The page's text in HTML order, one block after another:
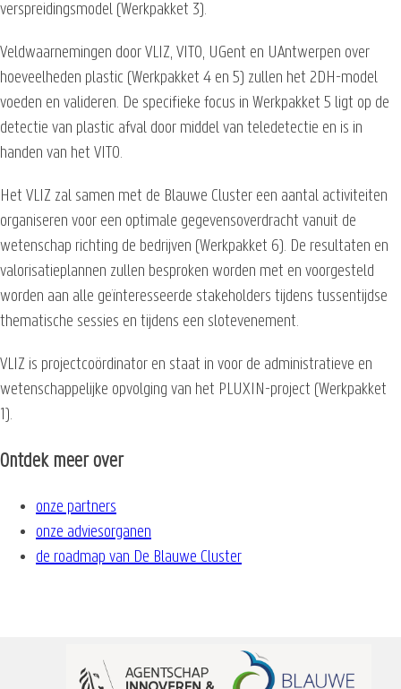
verspreidingsmodel (Werkpakket 3).
Veldwaarnemingen door VLIZ, VITO, UGent en UAntwerpen over
hoeveelheden plastic (Werkpakket 4 en 5) zullen het 2DH-model
voeden en valideren. De specifieke focus in Werkpakket 5 ligt op de
detectie van plastic afval door middel van teledetectie en is in
handen van het VITO.
Het VLIZ zal samen met de Blauwe Cluster een aantal activiteiten
organiseren voor een optimale gegevensoverdracht vanuit de
wetenschap richting de bedrijven (Werkpakket 6). De resultaten en
valorisatieplannen zullen besproken worden met en voorgesteld
worden aan alle geïnteresseerde stakeholders tijdens tussentijdse
thematische sessies en tijdens een slotevenement.
VLIZ is projectcoördinator en staat in voor de administratieve en
wetenschappelijke opvolging van het PLUXIN-project (Werkpakket
1).
Ontdek meer over
onze partners
onze adviesorganen
de roadmap van De Blauwe Cluster